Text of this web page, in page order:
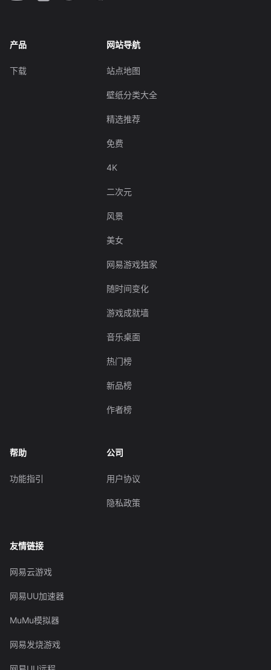
产品
下载
网站导航
站点地图
壁纸分类大全
精选推荐
免费
4K
二次元
风景
美女
网易游戏独家
随时间变化
游戏成就墙
音乐桌面
热门榜
新品榜
作者榜
帮助
功能指引
公司
用户协议
隐私政策
友情链接
网易云游戏
网易UU加速器
MuMu模拟器
网易发烧游戏